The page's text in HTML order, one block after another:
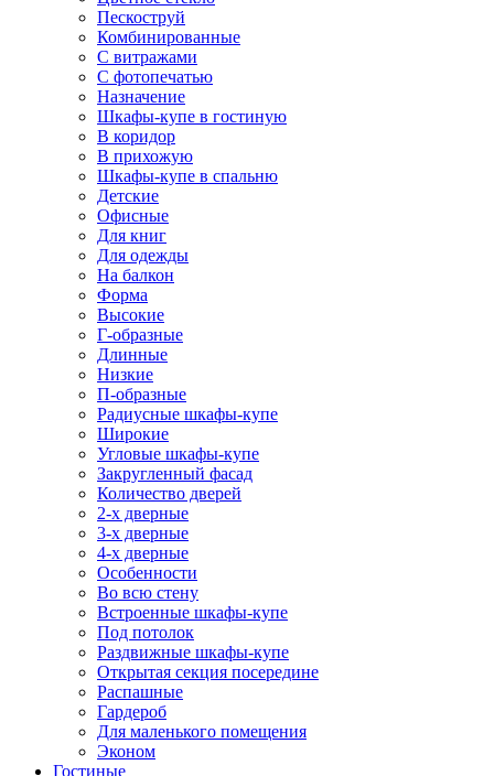
Пескоструй
Комбинированные
С витражами
С фотопечатью
Назначение
Шкафы-купе в гостиную
В коридор
В прихожую
Шкафы-купе в спальню
Детские
Офисные
Для книг
Для одежды
На балкон
Форма
Высокие
Г-образные
Длинные
Низкие
П-образные
Радиусные шкафы-купе
Широкие
Угловые шкафы-купе
Закругленный фасад
Количество дверей
2-х дверные
3-х дверные
4-х дверные
Особенности
Во всю стену
Встроенные шкафы-купе
Под потолок
Раздвижные шкафы-купе
Открытая секция посередине
Распашные
Гардероб
Для маленького помещения
Эконом
Гостиные